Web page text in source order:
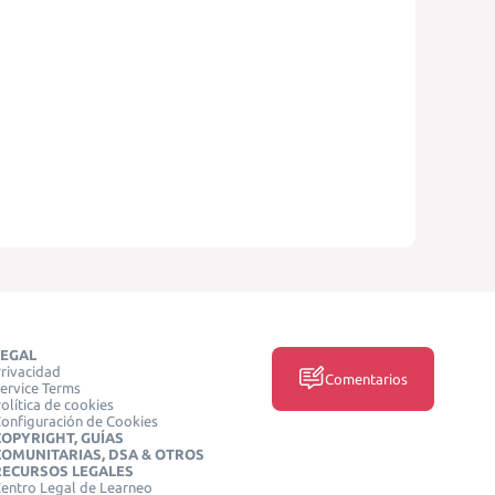
Terms
de cookies
de Cookies
GUÍAS
DSA & OTROS
LEGALES
Legal de Learneo
Comentarios